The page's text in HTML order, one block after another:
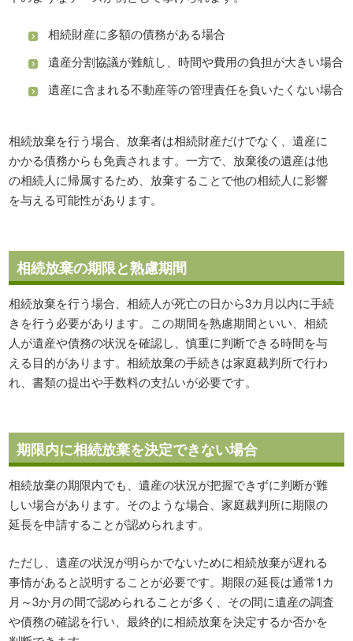
相続財産に多額の債務がある場合
遺産分割協議が難航し、時間や費用の負担が大きい場合
遺産に含まれる不動産等の管理責任を負いたくない場合
相続放棄を行う場合、放棄者は相続財産だけでなく、遺産に
かかる債務からも免責されます。一方で、放棄後の遺産は他
の相続人に帰属するため、放棄することで他の相続人に影響
を与える可能性があります。
相続放棄の期限と熟慮期間
相続放棄を行う場合、相続人が死亡の日から3カ月以内に手続
きを行う必要があります。この期間を熟慮期間といい、相続
人が遺産や債務の状況を確認し、慎重に判断できる時間を与
える目的があります。相続放棄の手続きは家庭裁判所で行わ
れ、書類の提出や手数料の支払いが必要です。
期限内に相続放棄を決定できない場合
相続放棄の期限内でも、遺産の状況が把握できずに判断が難
しい場合があります。そのような場合、家庭裁判所に期限の
延長を申請することが認められます。
ただし、遺産の状況が明らかでないために相続放棄が遅れる
事情があると説明することが必要です。期限の延長は通常1カ
月～3か月の間で認められることが多く、その間に遺産の調査
や債務の確認を行い、最終的に相続放棄を決定するか否かを